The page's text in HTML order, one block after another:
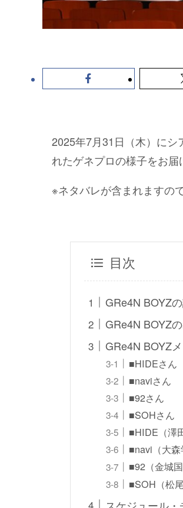
2025年7月31日（木）に
れたゲネプロの様子をお届
※ネタバレが含まれますの
目次
GRe4N BOYZ
GRe4N BOYZ
GRe4N BOYZ
■HIDEさん
■naviさん
■92さん
■SOHさん
■HIDE（澤
■navi（大
■92（金城
■SOH（松
スケジュール